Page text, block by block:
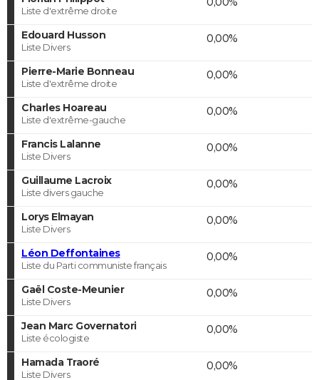
Liste d'extrême droite
Edouard Husson
Liste Divers
0,00%
Pierre-Marie Bonneau
Liste d'extrême droite
0,00%
Charles Hoareau
Liste d'extrême-gauche
0,00%
Francis Lalanne
Liste Divers
0,00%
Guillaume Lacroix
Liste divers gauche
0,00%
Lorys Elmayan
Liste Divers
0,00%
Léon Deffontaines
Liste du Parti communiste français
0,00%
Gaël Coste-Meunier
Liste Divers
0,00%
Jean Marc Governatori
Liste écologiste
0,00%
Hamada Traoré
Liste Divers
0,00%